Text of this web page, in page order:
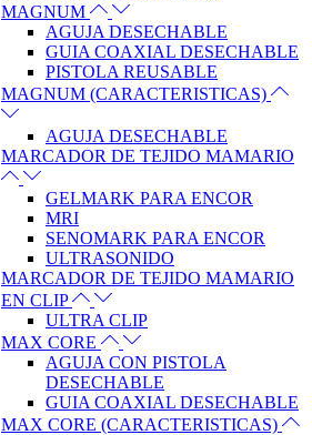
MAGNUM
AGUJA DESECHABLE
GUIA COAXIAL DESECHABLE
PISTOLA REUSABLE
MAGNUM (CARACTERISTICAS)
AGUJA DESECHABLE
MARCADOR DE TEJIDO MAMARIO
GELMARK PARA ENCOR
MRI
SENOMARK PARA ENCOR
ULTRASONIDO
MARCADOR DE TEJIDO MAMARIO
EN CLIP
ULTRA CLIP
MAX CORE
AGUJA CON PISTOLA
DESECHABLE
GUIA COAXIAL DESECHABLE
MAX CORE (CARACTERISTICAS)